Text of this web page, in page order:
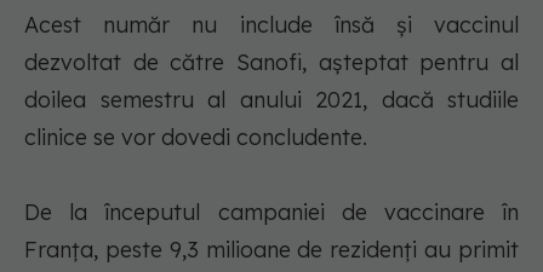
Acest număr nu include însă şi vaccinul
dezvoltat de către Sanofi, aşteptat pentru al
doilea semestru al anului 2021, dacă studiile
clinice se vor dovedi concludente.
De la începutul campaniei de vaccinare în
Franţa, peste 9,3 milioane de rezidenţi au primit